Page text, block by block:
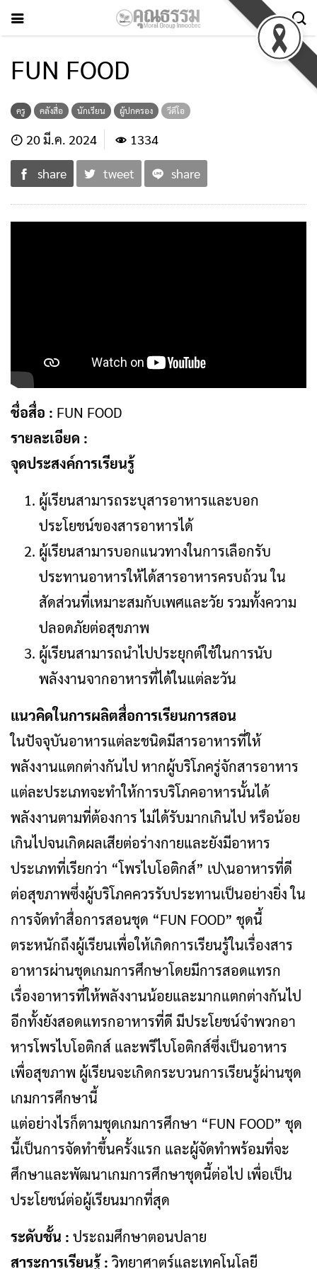
FUN FOOD
ครู คลังสื่อ นักเรียน ผู้ปกครอง วีดีโอ
20 มี.ค. 2024 1334
share tweet share
ชื่อสื่อ : FUN FOOD
รายละเอียด :
จุดประสงค์การเรียนรู้
ผู้เรียนสามารถระบุสารอาหารและบอก
ประโยชน์ของสารอาหารได้
ผู้เรียนสามารบอกแนวทางในการเลือกรับ
ประทานอาหารให้ได้สารอาหารครบถ้วน ใน
สัดส่วนที่เหมาะสมกับเพศและวัย รวมทั้งความ
ปลอดภัยต่อสุขภาพ
ผู้เรียนสามารถนําไปประยุกต์ใช้ในการนับ
พลังงานจากอาหารที่ได้ในแต่ละวัน
แนวคิดในการผลิตสื่อการเรียนการสอน
ในปัจจุบันอาหารแต่ละชนิดมีสารอาหารที่ให้
พลังงานแตกต่างกันไป หากผู้บริโภครู่จักสารอาหาร
แต่ละประเภทจะทำให้การบริโภคอาหารนั้นได้
พลังงานตามที่ต้องการ ไม่ได้รับมากเกินไป หรือน้อย
เกินไปจนเกิดผลเสียต่อร่างกายและยังมีอาหาร
ประเภทที่เรียกว่า “โพรไบโอติกส์” เป\นอาหารที่ดี
ต่อสุขภาพซึ่งผู้บริโภคควรรับประทานเป็นอย่างยิ่ง ใน
การจัดทําสื่อการสอนชุด “FUN FOOD” ชุดนี้
ตระหนักถึงผู้เรียนเพื่อให้เกิดการเรียนรู้ในเรื่องสาร
อาหารผ่านชุดเกมการศึกษาโดยมีการสอดแทรก
เรื่องอาหารที่ให้พลังงานน้อยและมากแตกต่างกันไป
อีกทั้งยังสอดแทรกอาหารที่ดี มีประโยชน์จำพวกอา
หารโพรไบโอติกส์ และพรีไบโอติกส์ซึ่งเป็นอาหาร
เพื่อสุขภาพ ผู้เรียนจะเกิดกระบวนการเรียนรู้ผ่านชุด
เกมการศึกษานี้
แต่อย่างไรก็ตามชุดเกมการศึกษา “FUN FOOD” ชุด
นี้เป็นการจัดทําขึ้นครั้งแรก และผู้จัดทําพร้อมที่จะ
ศึกษาและพัฒนาเกมการศึกษาชุดนี้ต่อไป เพื่อเป็น
ประโยชน์ต่อผู้เรียนมากที่สุด
ระดับชั้น : ประถมศึกษาตอนปลาย
สาระการเรียนรู้ :วิทยาศาตร์และเทคโนโลยี